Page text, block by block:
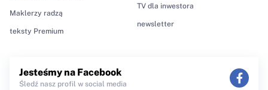
Maklerzy radzą
teksty Premium
TV dla inwestora
newsletter
Jesteśmy na Facebook
Śledź nasz profil w social media